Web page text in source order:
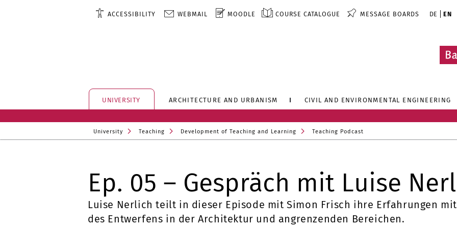
ACCESSIBILITY WEBMAIL MOODLE COURSE CATALOGUE MESSAGE BOARDS DE EN
UNIVERSITY ARCHITECTURE AND URBANISM CIVIL AND ENVIRONMENTAL ENGINEERING
University Teaching Development of Teaching and Learning Teaching Podcast
Ep. 05 – Gespräch mit Luise
Luise Nerlich teilt in dieser Episode mit Simon Frisch ihre Erfahrungen
des Entwerfens in der Architektur und angrenzenden Bereichen.